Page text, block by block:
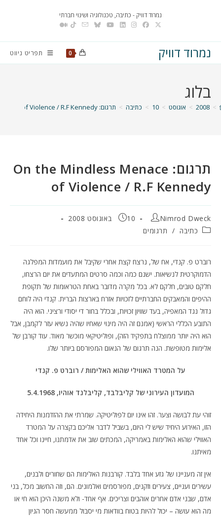
נמרוד דוויק - כתיבה, טכנולוגיה ושינוי חברתי
נמרוד דוויק 0 תפריט ניווט
בלוג
>
2008
> אוגוסט >
10
> כתיבה > תרגום: On the Mindless Menace of Violence / R.F Kennedy
תרגום: On the Mindless Menace
of Violence / R.F Kennedy
מחבר:
Nimrod Dweck פורסם:
10 באוגוסט 2008
קטגוריה:
כתיבה / תרגומים
רוברט פ. קנדי, אח של, נרצח קצת אחרי שקיבל את מועמדות המפלגה
הדמוקרטית לנשיאות. ישנם כמה וכמה סרטים המתעדים את יום הרצחו,
חלקם טובים, חלקם לא. בכל מקרה מדובר באחת הטראומות של תקופת
ההיפים והמאבקים החברתיים לזכויות אזרח בארצות הברית. קנדי היה לוחם
גדול נגד המאפיה, בעד שוויון זכויות, ובכלל בחור די יסודי ורציני. הוא היה
התובע הכללי הראשי (אמנם זה היה מינוי שאחיו שהיה נשיא עזר לקמבן, אבל
הוא היה יותר ממוצלח בתפקיד הזה), ופוליטיקאי מוכשר מאוד. עוד קורבן של
אלימות מטופשת. הנה תרגום של הנאום המפורסם ביותר שלו.
על המטרד האווילי שהוא האלימות / רוברט פ. קנדי
המועדון העירוני של קליבלבד, קליבלנד אוהיו, 5.4.1968
זוהי עת לבושה וצער. זהו אינו יום לפוליטיקה. שמרתי את ההזדמנות היחידה
הזו, האירוע היחיד שיש לי היום, בשביל לדבר אליכם בקצרה על המטרד
האווילי שהוא האלימות באמריקה, המכתים שוב את אדמתנו, חיינו וכל אחד
מאיתנו.
אין זה מעניינו של גזע אחד בלבד. קורבנות האלימות הם שחורים ולבנים,
עשירים ועניים, צעירים וזקנים, מפורסמים ואלמונים. הם, וזה החשוב מכל, בני
אדם, שבני אדם אחרים אוהבים וצריכים. אף אחד- ולא משנה היכן הוא חי או
מה הוא עושה – יכול להיות בטוח בוודאות מי יסבול ממעשה חסר הגיון